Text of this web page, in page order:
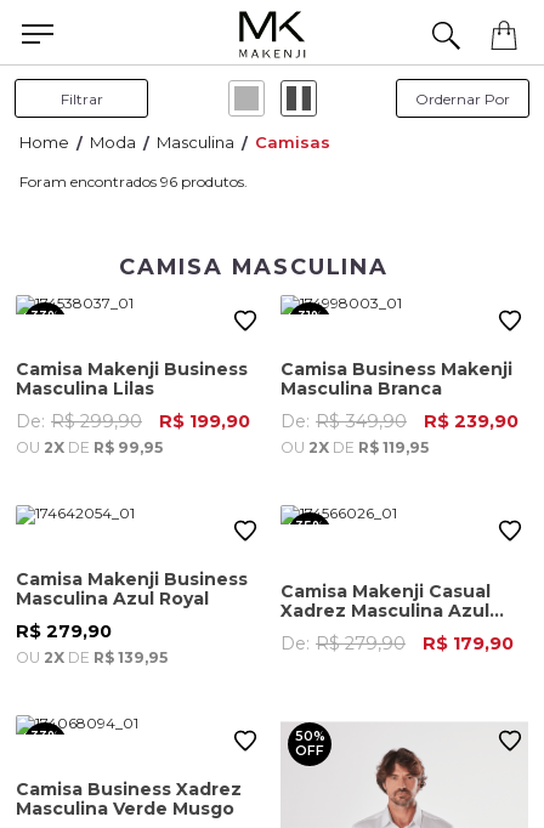
Filtrar
Moda Masculina Camisas
96
CAMISA MASCULINA
33%
Camisa Makenji Business
Masculina Lilas
De: R$ 299,90 R$ 199,90
OU 2X DE R$ 99,95
31%
Camisa Business Makenji
Masculina Branca
De: R$ 349,90 R$ 239,90
OU 2X DE R$ 119,95
Camisa Makenji Business
Masculina Azul Royal
R$ 279,90
OU 2X DE R$ 139,95
35%
Camisa Makenji Casual
Xadrez Masculina Azul
Marinho
De: R$ 279,90 R$ 179,90
33%
Camisa Business Xadrez
Masculina Verde Musgo
50%
OFF